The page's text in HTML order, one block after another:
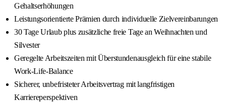
Gehaltserhöhungen
Leistungsorientierte Prämien durch individuelle Zielvereinbarungen
30 Tage Urlaub plus zusätzliche freie Tage an Weihnachten und
Silvester
Geregelte Arbeitszeiten mit Überstundenausgleich für eine stabile
Work-Life-Balance
Sicherer, unbefristeter Arbeitsvertrag mit langfristigen
Karriereperspektiven